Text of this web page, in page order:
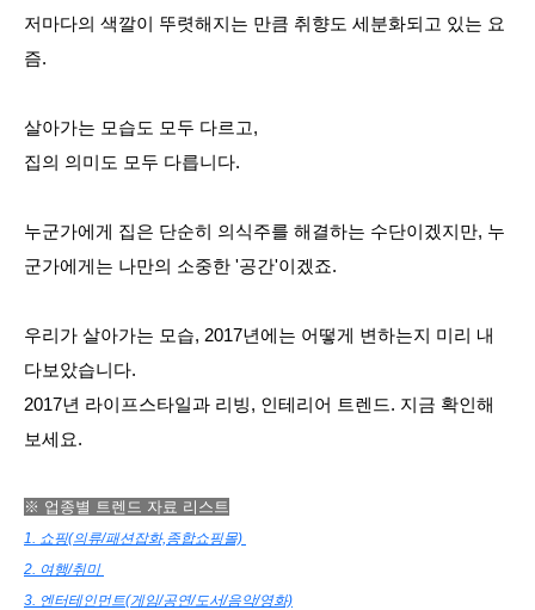
저마다의 색깔이 뚜렷해지는 만큼 취향도 세분화되고 있는 요
즘.
살아가는 모습도 모두 다르고,
집의 의미도 모두 다릅니다.
누군가에게 집은 단순히 의식주를 해결하는 수단이겠지만, 누
군가에게는 나만의 소중한 '공간'이겠죠.
우리가 살아가는 모습, 2017년에는 어떻게 변하는지 미리 내
다보았습니다.
2017년 라이프스타일과 리빙, 인테리어 트렌드. 지금 확인해
보세요.
※ 업종별 트렌드 자료 리스트
1. 쇼핑(의류/패션잡화,종합쇼핑몰)
2. 여행/취미
3. 엔터테인먼트(게임/공연/도서/음악/영화)